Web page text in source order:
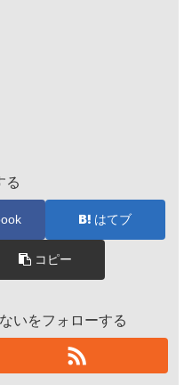
る
はてブ
コピー
いをフォローする